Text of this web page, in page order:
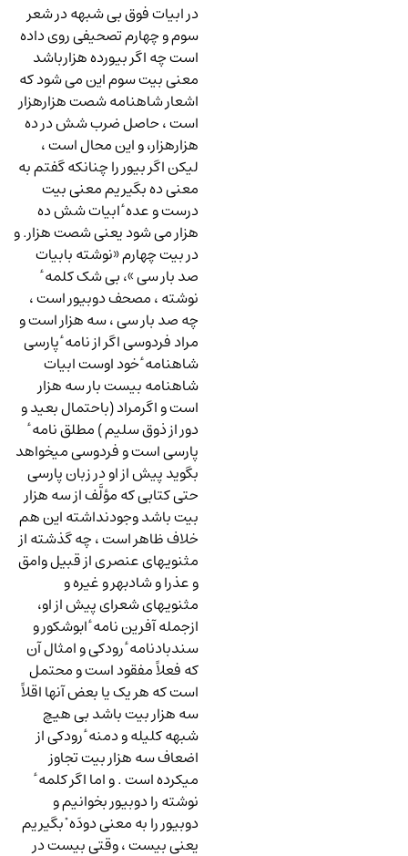
در ابیات فوق بی شبهه در شعر
سوم و چهارم تصحیفی روی داده
است چه اگر بیورده هزارباشد
معنی بیت سوم این می شود که
اشعار شاهنامه شصت هزارهزار
است ، حاصل ضرب شش در ده
هزارهزار، و این محال است ،
لیکن اگر بیور را چنانکه گفتم به
معنی ده بگیریم معنی بیت
درست و عده ٔ ابیات شش ده
هزار می شود یعنی شصت هزار. و
در بیت چهارم «نوشته بابیات
صد بار سی »، بی شک کلمه ٔ
نوشته ، مصحف دوبیور است ،
چه صد بار سی ، سه هزار است و
مراد فردوسی اگر از نامه ٔ پارسی
شاهنامه ٔ خود اوست ابیات
شاهنامه بیست بار سه هزار
است و اگرمراد (باحتمال بعید و
دور از ذوق سلیم ) مطلق نامه ٔ
پارسی است و فردوسی میخواهد
بگوید پیش از او در زبان پارسی
حتی کتابی که مؤلَّف از سه هزار
بیت باشد وجودنداشته این هم
خلاف ظاهر است ، چه گذشته از
مثنویهای عنصری از قبیل وامق
و عذرا و شادبهر و غیره و
مثنویهای شعرای پیش از او،
ازجمله آفرین نامه ٔ ابوشکور و
سندبادنامه ٔ رودکی و امثال آن
که فعلاً مفقود است و محتمل
است که هر یک یا بعض آنها اقلاً
سه هزار بیت باشد بی هیچ
شبهه کلیله و دمنه ٔ رودکی از
اضعاف سه هزار بیت تجاوز
میکرده است . و اما اگر کلمه ٔ
نوشته را دوبیور بخوانیم و
دوبیور را به معنی دودَه ْ بگیریم
یعنی بیست ، وقتی بیست در